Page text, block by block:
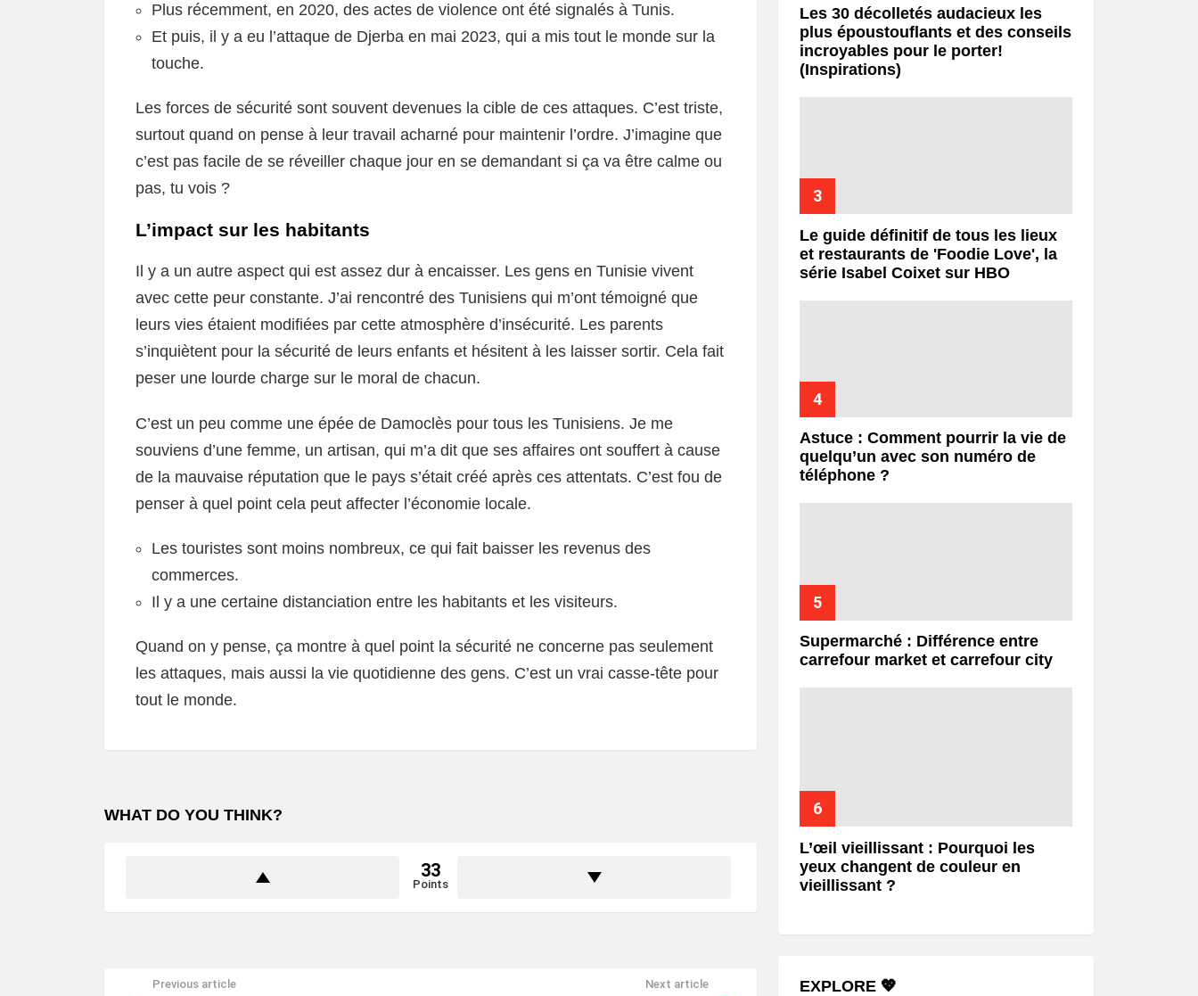
Plus récemment, en 2020, des actes de violence ont été signalés à Tunis.
Et puis, il y a eu l’attaque de Djerba en mai 2023, qui a mis tout le monde sur la
touche.
Les forces de sécurité sont souvent devenues la cible de ces attaques. C’est triste,
surtout quand on pense à leur travail acharné pour maintenir l’ordre. J’imagine que
c’est pas facile de se réveiller chaque jour en se demandant si ça va être calme ou
pas, tu vois ?
L’impact sur les habitants
Il y a un autre aspect qui est assez dur à encaisser. Les gens en Tunisie vivent
avec cette peur constante. J’ai rencontré des Tunisiens qui m’ont témoigné que
leurs vies étaient modifiées par cette atmosphère d’insécurité. Les parents
s’inquiètent pour la sécurité de leurs enfants et hésitent à les laisser sortir. Cela fait
peser une lourde charge sur le moral de chacun.
C’est un peu comme une épée de Damoclès pour tous les Tunisiens. Je me
souviens d’une femme, un artisan, qui m’a dit que ses affaires ont souffert à cause
de la mauvaise réputation que le pays s’était créé après ces attentats. C’est fou de
penser à quel point cela peut affecter l’économie locale.
Les touristes sont moins nombreux, ce qui fait baisser les revenus des
commerces.
Il y a une certaine distanciation entre les habitants et les visiteurs.
Quand on y pense, ça montre à quel point la sécurité ne concerne pas seulement
les attaques, mais aussi la vie quotidienne des gens. C’est un vrai casse-tête pour
tout le monde.
WHAT DO YOU THINK?
33
Points
Previous article Next article
Les 30 décolletés audacieux les
plus époustouflants et des conseils
incroyables pour le porter!
(Inspirations)
Le guide définitif de tous les lieux
et restaurants de 'Foodie Love', la
série Isabel Coixet sur HBO
Astuce : Comment pourrir la vie de
quelqu’un avec son numéro de
téléphone ?
Supermarché : Différence entre
carrefour market et carrefour city
L’œil vieillissant : Pourquoi les
yeux changent de couleur en
vieillissant ?
EXPLORE 💖